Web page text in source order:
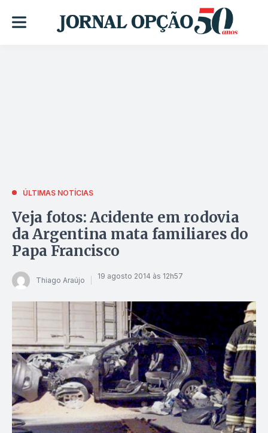
ÚLTIMAS NOTÍCIAS
Veja fotos: Acidente em rodovia
da Argentina mata familiares do
Papa Francisco
Thiago Araújo 19 agosto 2014 às 12h57